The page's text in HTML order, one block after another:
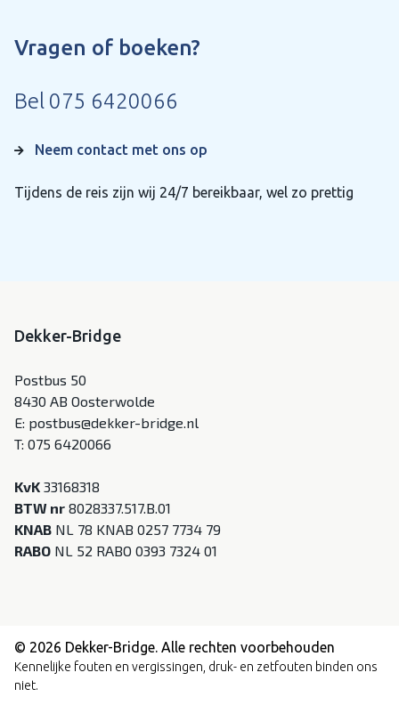
Vragen of boeken?
Bel 075 6420066
Neem contact met ons op
Tijdens de reis zijn wij 24/7 bereikbaar, wel zo prettig
Dekker-Bridge
Postbus 50
8430 AB Oosterwolde
E: postbus@dekker-bridge.nl
T: 075 6420066
KvK 33168318
BTW nr 8028337.517.B.01
KNAB NL 78 KNAB 0257 7734 79
RABO NL 52 RABO 0393 7324 01
© 2026 Dekker-Bridge. Alle rechten voorbehouden
Kennelijke fouten en vergissingen, druk- en zetfouten binden ons
niet.